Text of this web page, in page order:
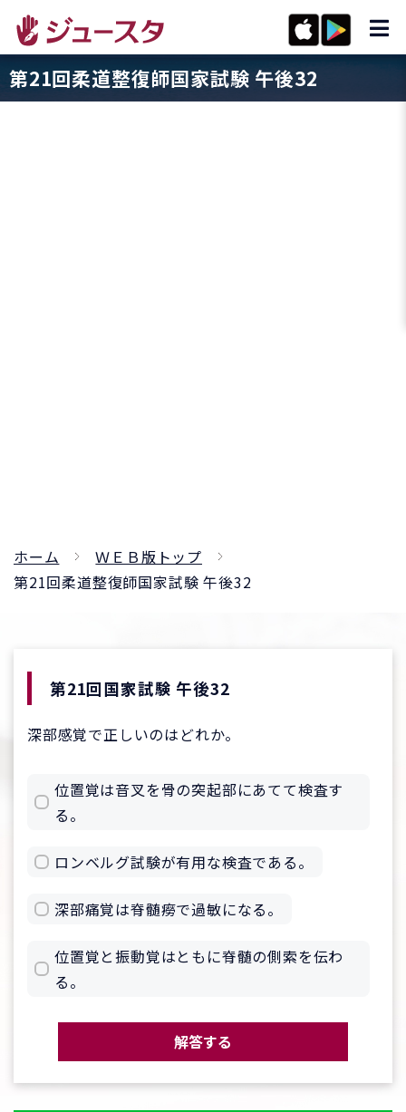
第21回柔道整復師国家試験 午後32
ホーム
ＷＥＢ版トップ
第21回柔道整復師国家試験 午後32
第21回国家試験 午後32
深部感覚で正しいのはどれか。
位置覚は音叉を骨の突起部にあてて検査す
る。
ロンベルグ試験が有用な検査である。
深部痛覚は脊髄癆で過敏になる。
位置覚と振動覚はともに脊髄の側索を伝わ
る。
解答する